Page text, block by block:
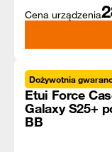
Cena urządzenia
Dożywotnia
Etui Force
Galaxy S25+
BB